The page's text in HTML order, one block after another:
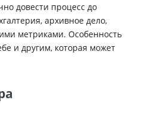
довести процесс до
архивное дело,
метриками. Особенность
и другим, которая может